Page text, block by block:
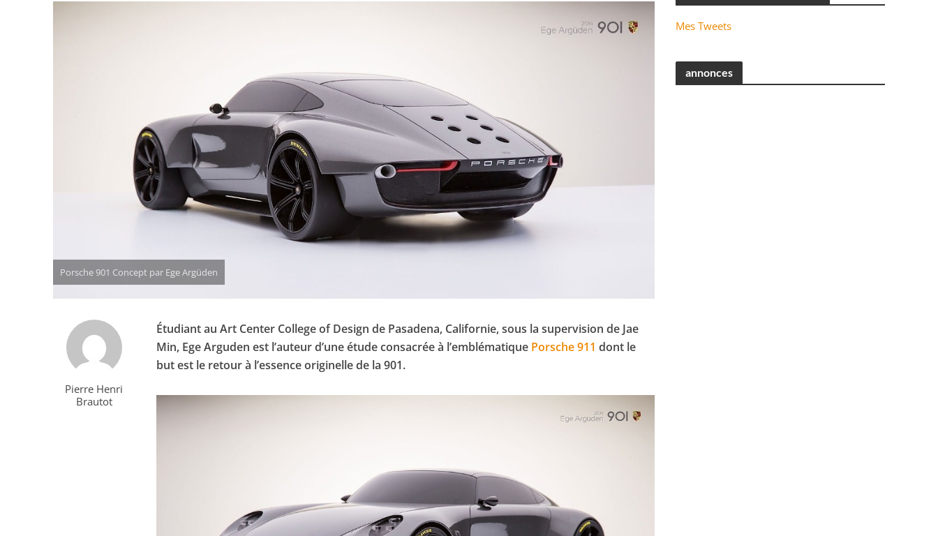
Porsche 901 Concept par Ege Argüden
Pierre Henri
Brautot
Étudiant au Art Center College of Design de Pasadena, Californie, sous la supervision de Jae
Min, Ege Arguden est l’auteur d’une étude consacrée à l’emblématique Porsche911 dont le
but est le retour à l’essence originelle de la 901.
Mes Tweets
annonces